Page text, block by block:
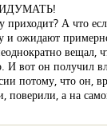
приходит? А что
и ожидают
вещал,
И вот он получил
потому, что он,
поверили, а на